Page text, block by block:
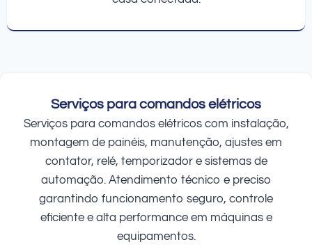
Serviços para comandos elétricos
Serviços para comandos elétricos com instalação,
montagem de painéis, manutenção, ajustes em
contator, relé, temporizador e sistemas de
automação. Atendimento técnico e preciso
garantindo funcionamento seguro, controle
eficiente e alta performance em máquinas e
equipamentos.